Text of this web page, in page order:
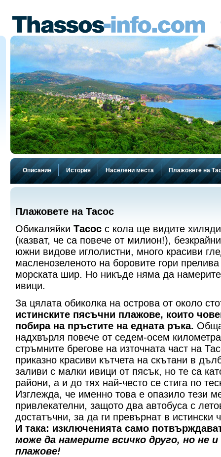
Описание История Населени места Плажовете на
Плажовете на Тасос
Обикаляйки Тасос с кола ще видите
(казват, че са повече от милион!),
южни видове иглолистни, много красиви
масленозеленото на боровите гори
морската шир. Но никъде няма да
ивици.
За цялата обиколка на острова от около
истинските пясъчни плажове, които
побира на пръстите на едната ръка.
надхвърля повече от седем-осем
стръмните брегове на източната част на
приказно красиви кътчета на скътани в
заливи с малки ивици от пясък, но те са
райони, а и до тях най-често се стига по
Изглежда, че именно това е опазило тези
привлекателни, защото два автобуса с
достатъчни, за да ги превърнат в истински
И така: изключенията само
може да намерите всичко друго, но не
плажове!